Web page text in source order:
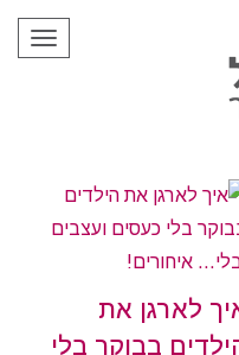
לארגן את
בבוקר בלי